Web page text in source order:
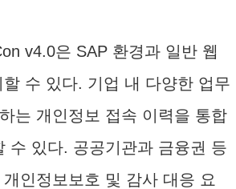
v4.0은 SAP 환경과 일반 웹
수 있다. 기업 내 다양한 업무
는 개인정보 접속 이력을 통합
수 있다. 공공기관과 금융권 등
인정보보호 및 감사 대응 요